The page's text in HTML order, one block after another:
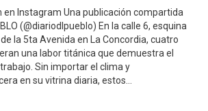
en Instagram Una publicación compartida
(@diariodlpueblo) En la calle 6, esquina
la 5ta Avenida en La Concordia, cuatro
una labor titánica que demuestra el
Sin importar el clima y
en su vitrina diaria, estos…